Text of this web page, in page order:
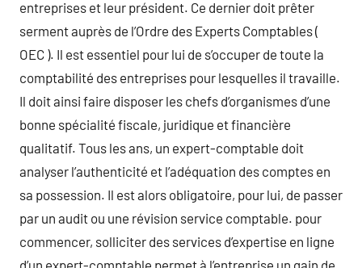
entreprises et leur président. Ce dernier doit prêter
serment auprès de l’Ordre des Experts Comptables (
OEC ). Il est essentiel pour lui de s’occuper de toute la
comptabilité des entreprises pour lesquelles il travaille.
Il doit ainsi faire disposer les chefs d’organismes d’une
bonne spécialité fiscale, juridique et financière
qualitatif. Tous les ans, un expert-comptable doit
analyser l’authenticité et l’adéquation des comptes en
sa possession. Il est alors obligatoire, pour lui, de passer
par un audit ou une révision service comptable. pour
commencer, solliciter des services d’expertise en ligne
d’un expert-comptable permet à l’entreprise un gain de